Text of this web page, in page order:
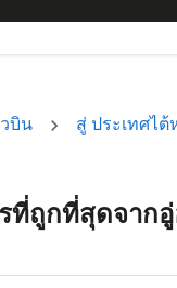
บิน สู่ ประเทศไต้
ที่ถูกที่สุดจากอู่
างของคุณ (ต้นทางแ